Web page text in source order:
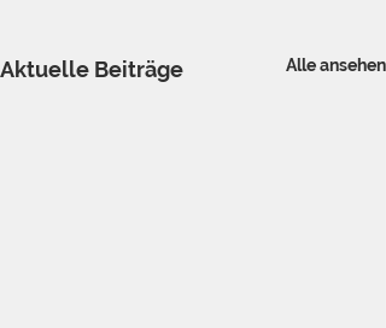
Aktuelle Beiträge Alle ansehen